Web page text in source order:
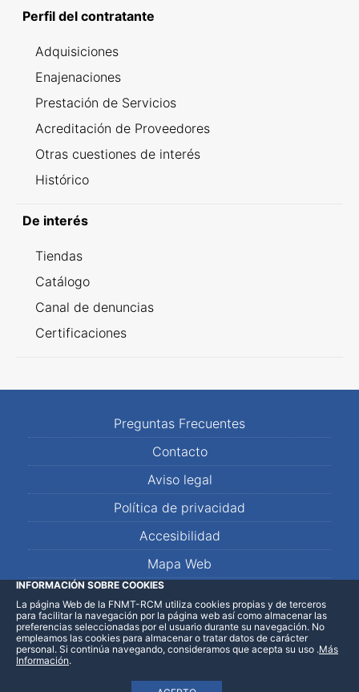
Perfil del contratante
Adquisiciones
Enajenaciones
Prestación de Servicios
Acreditación de Proveedores
Otras cuestiones de interés
Histórico
De interés
Tiendas
Catálogo
Canal de denuncias
Certificaciones
Preguntas Frecuentes
Contacto
Aviso legal
Política de privacidad
Accesibilidad
Mapa Web
LinkedInFacebookWhatsApp
INFORMACIÓN SOBRE COOKIES
La página Web de la FNMT-RCM utiliza cookies propias y de terceros
para facilitar la navegación por la página web así como almacenar las
preferencias seleccionadas por el usuario durante su navegación. No
empleamos las cookies para almacenar o tratar datos de carácter
personal. Si continúa navegando, consideramos que acepta su uso .Más
Información.